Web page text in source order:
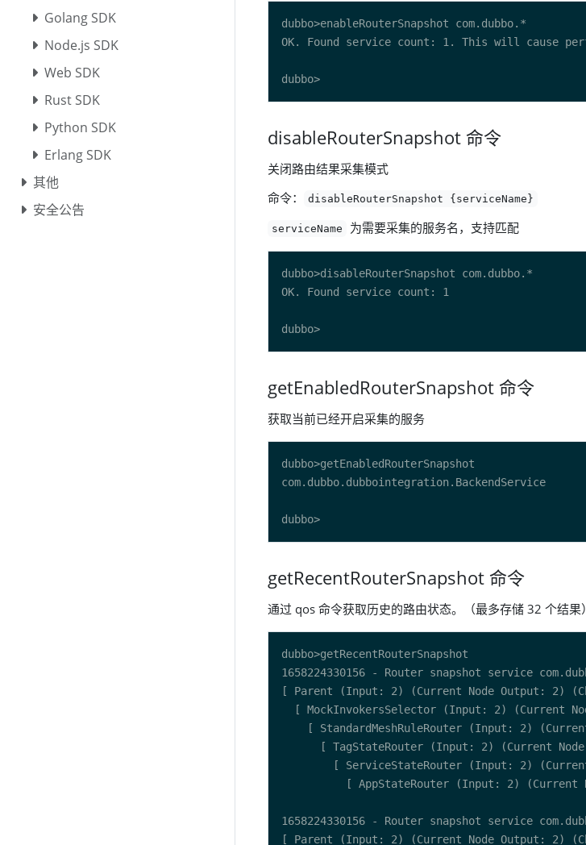
Golang SDK
Node.js SDK
Web SDK
Rust SDK
Python SDK
Erlang SDK
其他
安全公告
disableRouterSnapshot 命令
关闭路由结果采集模式
命令：
disableRouterSnapshot {serviceName}
serviceName 为需要采集的服务名，支持匹配
getEnabledRouterSnapshot 命令
获取当前已经开启采集的服务
getRecentRouterSnapshot 命令
通过 qos 命令获取历史的路由状态。（最多存储 32 个结果）